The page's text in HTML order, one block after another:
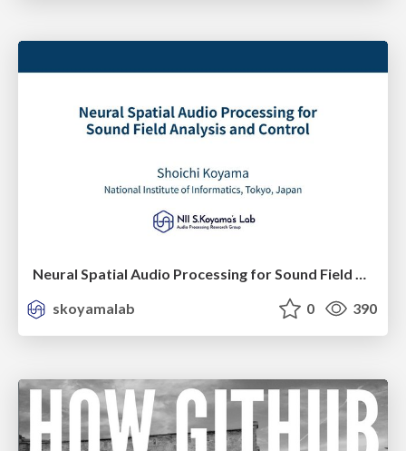
Neural Spatial Audio Processing for Sound Field Analysis and Control
skoyamalab
0 390